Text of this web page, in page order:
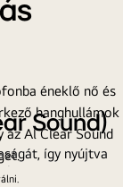
Sound)
így nyújtva